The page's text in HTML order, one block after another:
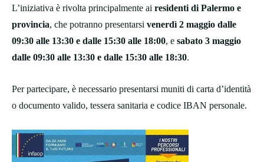
L’iniziativa è rivolta principalmente ai residenti di Palermo e
provincia, che potranno presentarsi venerdì 2 maggio dalle
09:30 alle 13:30 e dalle 15:30 alle 18:00, e sabato 3 maggio
dalle 09:30 alle 13:30 e dalle 15:30 alle 18:30.
Per partecipare, è necessario presentarsi muniti di carta d’identità
o documento valido, tessera sanitaria e codice IBAN personale.